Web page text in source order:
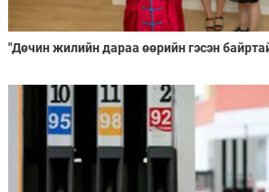
"Дөчин жилийн дараа өөрийн гэсэн